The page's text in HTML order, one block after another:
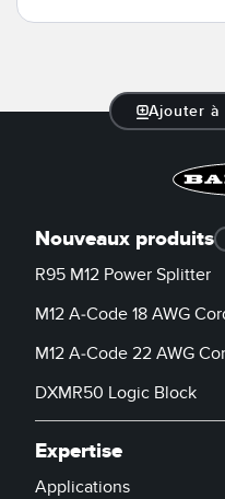
Banner Measurement Sensor
Logiciels avec interface
TECHNOLOGIE
TECHNOLOGY
Ajouter à
Nouveaux produits
R95 M12 Power Splitter
M12 A-Code 18 AWG
M12 A-Code 22 AWG
DXMR50 Logic Block
Expertise
Applications